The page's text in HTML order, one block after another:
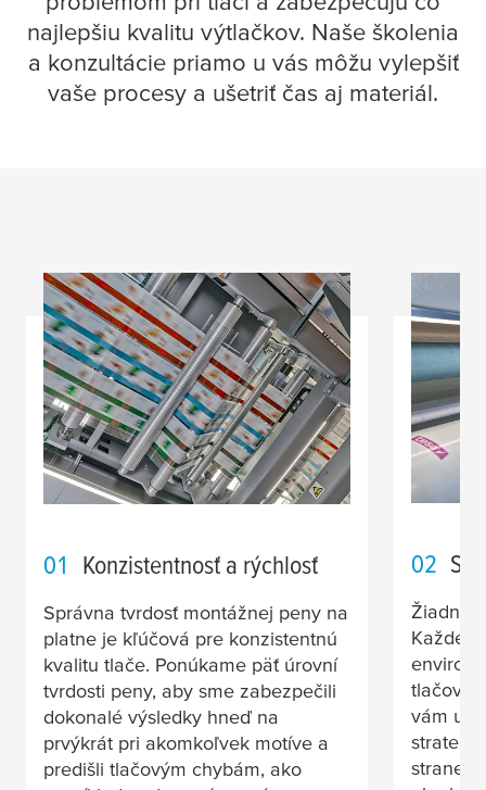
najlepšiu kvalitu výtlačkov. Naše školenia
a konzultácie priamo u vás môžu vylepšiť
vaše procesy a ušetriť čas aj materiál.
01 Konzistentnosť a rýchlosť
Správna tvrdosť montážnej peny na
platne je kľúčová pre konzistentnú
kvalitu tlače. Ponúkame päť úrovní
tvrdosti peny, aby sme zabezpečili
dokonalé výsledky hneď na
prvýkrát pri akomkoľvek motíve a
predišli tlačovým chybám, ako
02
Žiadne
Každé
tlačové
vám
stratený
strane